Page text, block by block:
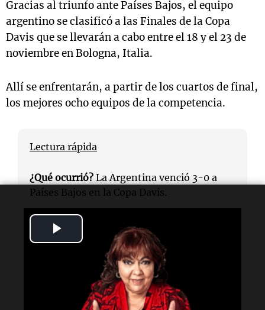
Video
Gracias al triunfo ante Países Bajos, el equipo
argentino se clasificó a las Finales de la Copa
Davis que se llevarán a cabo entre el 18 y el 23 de
noviembre en Bologna, Italia.
Allí se enfrentarán, a partir de los cuartos de final,
los mejores ocho equipos de la competencia.
Lectura rápida
¿Qué ocurrió? La Argentina venció 3-0 a
Países Bajos en la Copa Davis.
¿Quiénes jugaron el dobles?
Zeballos y Andrés Molteni representaron a
¿Cuándo se jugará la próxima fase?
Finales de la Copa Davis se llevarán a cabo